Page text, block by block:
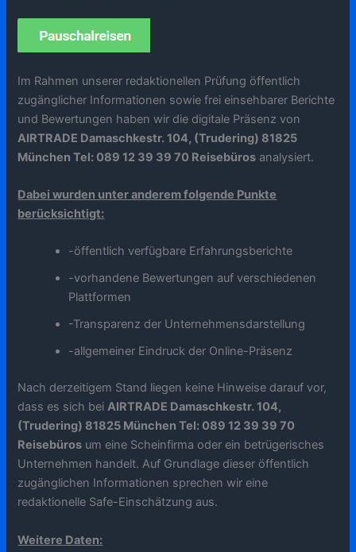
Im Rahmen unserer redaktionellen Prüfung öffentlich
zugänglicher Informationen sowie frei einsehbarer Berichte
und Bewertungen haben wir die digitale Präsenz von
AIRTRADE Damaschkestr. 104, (Trudering) 81825
München Tel: 089 12 39 39 70 Reisebüros analysiert.
Dabei wurden unter anderem folgende Punkte
berücksichtigt:
-öffentlich verfügbare Erfahrungsberichte
-vorhandene Bewertungen auf verschiedenen
Plattformen
-Transparenz der Unternehmensdarstellung
-allgemeiner Eindruck der Online-Präsenz
Nach derzeitigem Stand liegen keine Hinweise darauf vor,
dass es sich beiAIRTRADE Damaschkestr. 104,
(Trudering) 81825 München Tel: 089 12 39 39 70
Reisebüros um eine Scheinfirma oder ein betrügerisches
Unternehmen handelt. Auf Grundlage dieser öffentlich
zugänglichen Informationen sprechen wir eine
redaktionelle Safe-Einschätzung aus.
Weitere Daten: